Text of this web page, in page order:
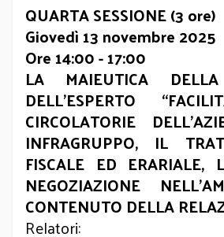
QUARTA SESSIONE (3 ore)
Giovedì 13 novembre 2025
Ore 14:00 - 17:00
LA MAIEUTICA
DELL’ESPERTO
CIRCOLATORIE
INFRAGRUPPO, IL
FISCALE ED
NEGOZIAZIONE
CONTENUTO DELLA
Relatori: